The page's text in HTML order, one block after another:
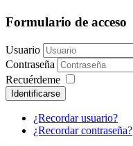
Formulario de acceso
Usuario
Contraseña
Recuérdeme
Identificarse
¿Recordar usuario?
¿Recordar contraseña?